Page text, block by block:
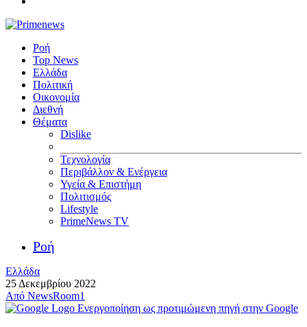
Ροή
Top News
Ελλάδα
Πολιτική
Οικονομία
Διεθνή
Θέματα
Dislike
Τεχνολογία
Περιβάλλον & Ενέργεια
Υγεία & Επιστήμη
Πολιτισμός
Lifestyle
PrimeNews TV
Ροή
Ελλάδα
25 Δεκεμβρίου 2022
Από NewsRoom1
Ενεργοποίηση ως προτιμώμενη πηγή στην Google